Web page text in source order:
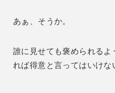
あぁ、そうか。
誰に見せても褒められる
れば得意と言ってはいけな